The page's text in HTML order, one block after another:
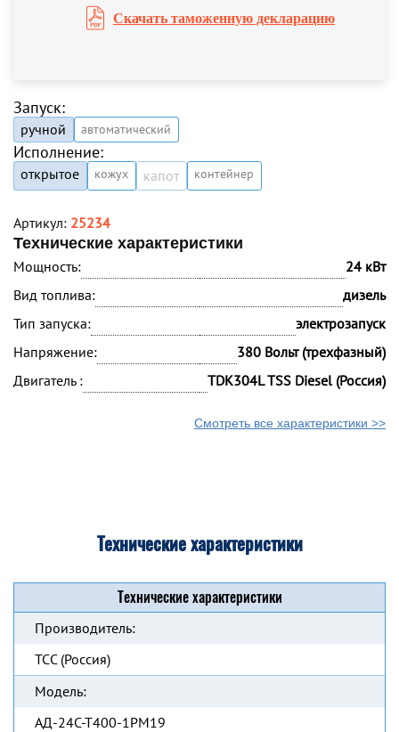
Скачать таможенную декларацию
Запуск:
ручной автоматический
Исполнение:
открытое кожух капот контейнер
Артикул: 25234
Технические характеристики
Мощность:
24 кВт
Вид топлива:
дизель
Тип запуска:
электрозапуск
Напряжение:
380 Вольт (трехфазный)
Двигатель :
TDК304L TSS Diesel (Россия)
Смотреть все характеристики >>
Технические характеристики
Технические характеристики
Производитель:
ТСС (Россия)
Модель:
АД-24С-Т400-1РМ19